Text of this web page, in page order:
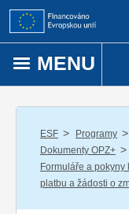
Přejít k obsahu
MENU
ESF / Programy /
Dokumenty OPZ+ /
Formuláře a
platbu a žádosti o